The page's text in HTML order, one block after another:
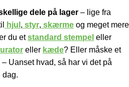
dele på lager – lige fra
hjul , styr, skærme og meget mere
du etstandard stempel eller
eller kæde? Eller måske et
Uanset hvad, så har vi det på
dag.